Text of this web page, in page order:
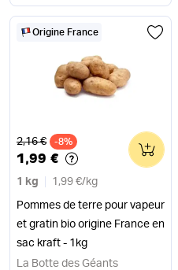
Origine France
Ancien prix
2,16 € -8%
1,99 €
1 kg 1,99 €/ kg
Pommes de terre pour vapeur
et gratin bio origine France en
sac kraft - 1kg
0
La Botte des Géants